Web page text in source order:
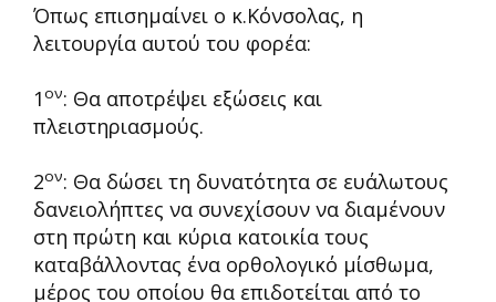
Όπως επισημαίνει ο κ.Κόνσολας, η
λειτουργία αυτού του φορέα:
1ον: Θα αποτρέψει εξώσεις και
πλειστηριασμούς.
2ον: Θα δώσει τη δυνατότητα σε ευάλωτους
δανειολήπτες να συνεχίσουν να διαμένουν
στη πρώτη και κύρια κατοικία τους
καταβάλλοντας ένα ορθολογικό μίσθωμα,
μέρος του οποίου θα επιδοτείται από το